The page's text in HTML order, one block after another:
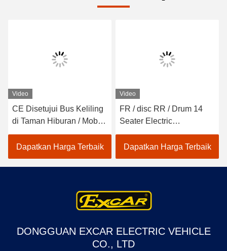
Video
CE Disetujui Bus Keliling
di Taman Hiburan / Mobil
Shuttle Listrik
Dapatkan Harga Terbaik
Video
FR / disc RR / Drum 14
Seater Electric
Sightseeing Bus Dengan
Kursi Sofa
Dapatkan Harga Terbaik
DONGGUAN EXCAR ELECTRIC VEHICLE
CO., LTD